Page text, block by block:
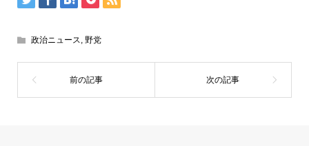
政治ニュース, 野党